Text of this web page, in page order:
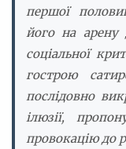
першої
його на арену
соціальної
гострою
послідовно
ілюзії,
провокацію до